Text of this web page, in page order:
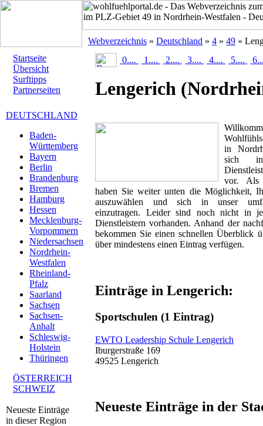
Webverzeichnis » Deutschland » 4 » 49 »
Startseite
Übersicht
Surftipps
Partnerseiten
DEUTSCHLAND
Baden-
Württemberg
Bayern
Berlin
Brandenburg
Bremen
Hamburg
Hessen
Mecklenburg-
Vorpommern
Niedersachsen
Nordrhein-
Westfalen
Rheinland-
Pfalz
Saarland
Sachsen
Sachsen-
Anhalt
Schleswig-
Holstein
Thüringen
ÖSTERREICH
SCHWEIZ
Neueste Einträge
in dieser Region
0.... 1.... 2.... 3.... 4.... 5....
Lengerich
in
sich in
vor. Als
haben Sie weiter unten die Möglichkeit,
auszuwählen und sich in unser
einzutragen. Leider sind noch nicht in
Dienstleistern vorhanden. Anhand der
bekommen Sie einen schnellen Überblick
über mindestens einen Eintrag verfügen.
Einträge in Lengerich:
Sportschulen (1 Eintrag)
EWTO Leadership Schule Lengerich
Iburgerstraße 169
49525 Lengerich
Neueste Einträge in der